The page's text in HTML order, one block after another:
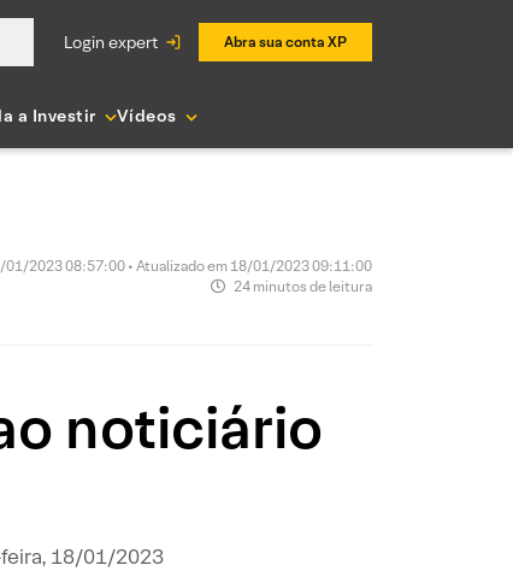
login expert Abra sua conta XP
a Investir Vídeos
01/2023 08:57:00 • Atualizado em 18/01/2023 09:11:00
24 minutos de leitura
noticiário
feira, 18/01/2023